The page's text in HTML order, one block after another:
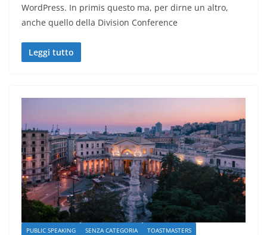
WordPress. In primis questo ma, per dirne un altro,
anche quello della Division Conference
Leggi tutto
PUBLIC SPEAKING SENZA CATEGORIA TOASTMASTERS